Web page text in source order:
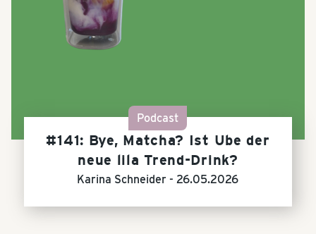
Podcast
#141: Bye, Matcha? Ist Ube der
neue lila Trend-Drink?
Karina Schneider - 26.05.2026